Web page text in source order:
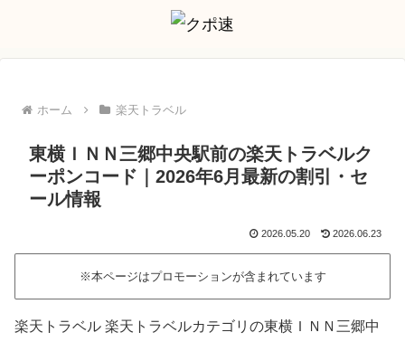
ホーム 楽天トラベル
東横ＩＮＮ三郷中央駅前の楽天トラベルク
ーポンコード｜2026年6月最新の割引・セ
ール情報
2026.05.20 2026.06.23
※本ページはプロモーションが含まれています
楽天トラベル 楽天トラベルカテゴリの東横ＩＮＮ三郷中